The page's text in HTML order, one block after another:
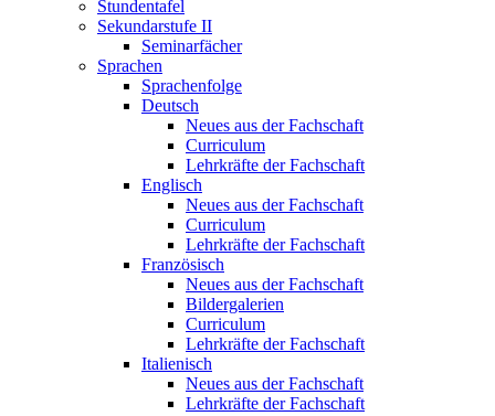
Stundentafel
Sekundarstufe II
Seminarfächer
Sprachen
Sprachenfolge
Deutsch
Neues aus der Fachschaft
Curriculum
Lehrkräfte der Fachschaft
Englisch
Neues aus der Fachschaft
Curriculum
Lehrkräfte der Fachschaft
Französisch
Neues aus der Fachschaft
Bildergalerien
Curriculum
Lehrkräfte der Fachschaft
Italienisch
Neues aus der Fachschaft
Lehrkräfte der Fachschaft